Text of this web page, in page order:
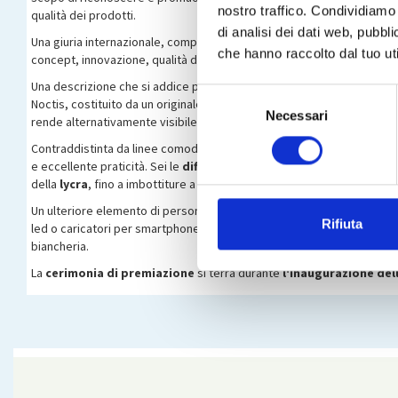
nostro traffico.
di analisi dei dati web,
che hanno raccolto dal tuo
Selezione
Necessari
Rifiuta
qualità dei prodotti.
Una giuria internazionale, composta da esperti del mondo del
concept, innovazione, qualità del design e funzionalità.
Una descrizione che si addice perfettamente ai letti appartenenti
Noctis, costituito da un originale cassetto su guide e un vano
rende alternativamente visibile/invisibile.
Contraddistinta da linee comode e accoglienti che consentono di
e eccellente praticità. Sei le differenti tipologie di testate
della lycra, fino a imbottiture a trama liscia o con impunture
Un ulteriore elemento di personalizzazione è delineato
led o caricatori per smartphone. Inoltre, per chi ha necessità di
biancheria.
La cerimonia di premiazione si terrà durantel'inaugurazione